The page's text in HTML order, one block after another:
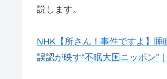
説します。
NHK【所さん！事件ですよ】
誤認が映す“不眠大国ニッポン”